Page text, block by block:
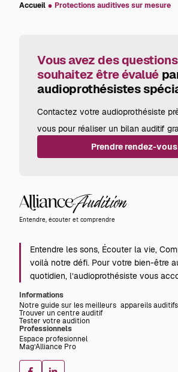
Accueil Protections auditives sur mesure
Vous avez des
souhaitez être évalué
audioprothésistes
Contactez votre audioprothésiste
vous pour réaliser un bilan auditif
Prendre rendez-vous
Audition
Entendre, écouter et comprendre
Entendre les sons, Écouter la vie,
voilà notre défi. Pour votre bien-être
quotidien, l’audioprothésiste vous
Informations
Notre guide sur les meilleurs appareils auditifs
Trouver un centre auditif
Tester votre audition
Professionnels
Espace profesionnel
Mag’Alliance Pro